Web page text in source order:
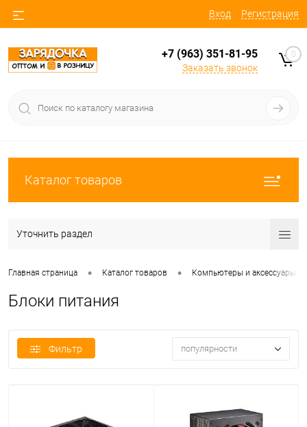
Вход Регистрация
+7 (963) 351-81-95
Заказать звонок
0
Каталог товаров
Уточнить раздел
Главная страница • Каталог товаров • Компьютеры и аксессуары
Блоки питания
Фильтр популярности